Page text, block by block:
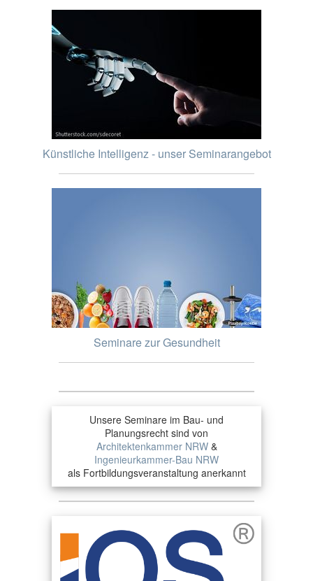
Künstliche Intelligenz - unser Seminarangebot
Seminare zur Gesundheit
Unsere Seminare im Bau- und
Planungsrecht sind von
Architektenkammer NRW&
Ingenieurkammer-Bau NRW
als Fortbildungsveranstaltung anerkannt